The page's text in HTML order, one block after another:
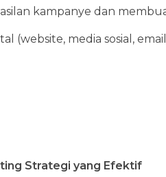
kampanye dan
(website, media sosial,
Strategi yang Efektif